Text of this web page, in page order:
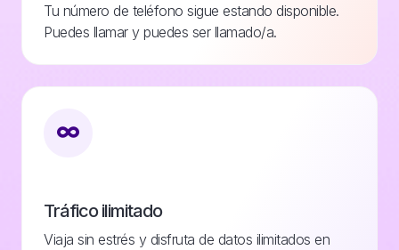
Tu número de teléfono sigue estando disponible.
Puedes llamar y puedes ser llamado/a.
Tráfico ilimitado
Viaja sin estrés y disfruta de datos ilimitados en